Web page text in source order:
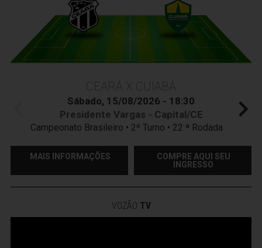
CEARÁ X CUIABÁ
Sábado, 15/08/2026 - 18:30
Presidente Vargas - Capital/CE
Campeonato Brasileiro • 2º Turno • 22 ª Rodada
MAIS INFORMAÇÕES
COMPRE AQUI SEU
INGRESSO
VOZÃO TV